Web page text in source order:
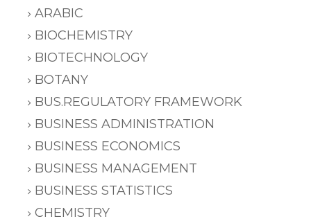
ARABIC
BIOCHEMISTRY
BIOTECHNOLOGY
BOTANY
BUS.REGULATORY FRAMEWORK
BUSINESS ADMINISTRATION
BUSINESS ECONOMICS
BUSINESS MANAGEMENT
BUSINESS STATISTICS
CHEMISTRY